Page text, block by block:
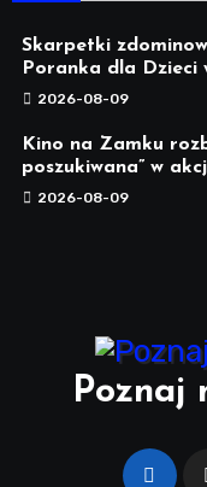
Skarpetki
Poranka dla Dzieci
2026-08-09
Kino na Zamku
poszukiwana” w
2026-08-09
Poznaj